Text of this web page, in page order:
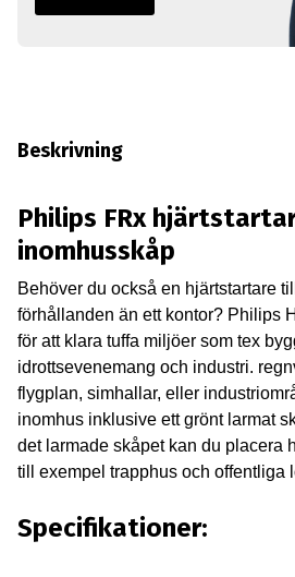
Beskrivning
Philips FRx
inomhusskåp
Behöver du också en hjärtstartare
förhållanden än ett kontor? Philips
för att klara tuffa miljöer som tex
idrottsevenemang och industri.
flygplan, simhallar, eller
inomhus inklusive ett grönt larmat
det larmade skåpet kan du placera
till exempel trapphus och offentliga
Specifikationer: